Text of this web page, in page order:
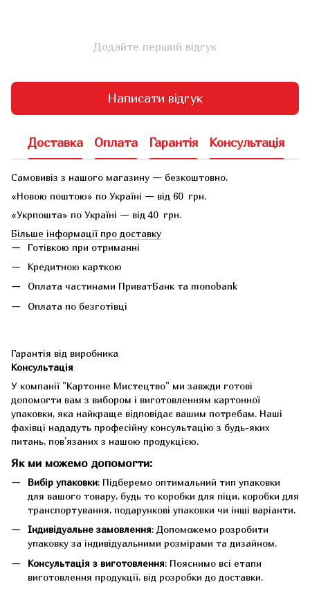
Додайте перший відгук
Написати відгук
Доставка Оплата Гарантія Консультація
Самовивіз з нашого магазину — безкоштовно.
«Новою поштою» по Україні — від 60 грн.
«Укрпошта» по Україні — від 40 грн.
Більше інформації про доставку
Готівкою при отриманні
Кредитною карткою
Оплата частинами ПриватБанк та monobank
Оплата по безготівці
Гарантія від виробника
Консультація
У компанії "Картонне Мистецтво" ми завжди готові
допомогти вам з вибором і виготовленням картонної
упаковки, яка найкраще відповідає вашим потребам. Наші
фахівці нададуть професійну консультацію з будь-яких
питань, пов'язаних з нашою продукцією.
Як ми можемо допомогти:
Вибір упаковки: Підберемо оптимальний тип упаковки
для вашого товару, будь то коробки для піци, коробки для
транспортування, подарункові упаковки чи інші варіанти.
Індивідуальне замовлення: Допоможемо розробити
упаковку за індивідуальними розмірами та дизайном.
Консультація з виготовлення: Пояснимо всі етапи
виготовлення продукції, від розробки до доставки.